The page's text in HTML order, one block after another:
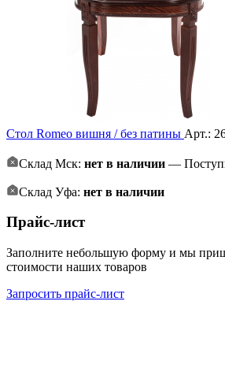
Стол Romeo вишня / без патины Арт.:
Склад Мск: нет в наличии —
Склад Уфа: нет в наличии
Прайс-лист
Заполните небольшую форму и мы
стоимости наших товаров
Запросить прайс-лист